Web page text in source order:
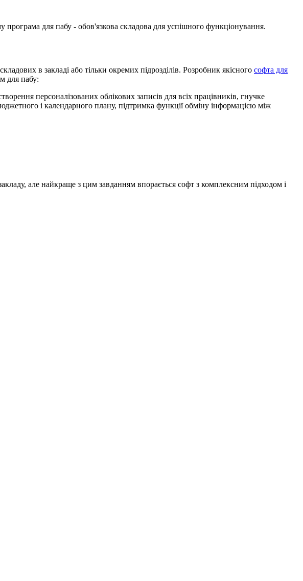
програма для пабу - обов'язкова складова для успішного функціонування.
в закладі або тільки окремих підрозділів. Розробник якісного софта для
для пабу:
персоналізованих облікових записів для всіх працівників, гнучке
і календарного плану, підтримка функції обміну інформацією між
але найкраще з цим завданням впорається софт з комплексним підходом і